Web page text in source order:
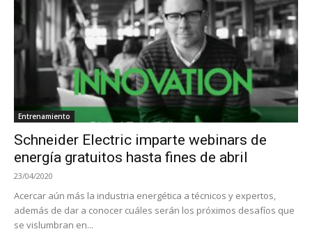
Entrenamiento
Schneider Electric imparte webinars de
energía gratuitos hasta fines de abril
23/04/2020
Acercar aún más la industria energética a técnicos y expertos,
además de dar a conocer cuáles serán los próximos desafíos que
se vislumbran en...